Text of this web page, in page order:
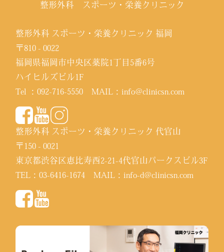
整形外科 スポーツ・栄養クリニック
整形外科 スポーツ・栄養クリニック 福岡
〒810 - 0022
福岡県福岡市中央区薬院1丁目5番6号
ハイヒルズビル1F
Tel ：092-716-5550 MAIL：info@clinicsn.com
整形外科 スポーツ・栄養クリニック 代官山
〒150 - 0021
東京都渋谷区恵比寿西2-21-4代官山パークスビル3F
TEL：03-6416-1674 MAIL：info-d@clinicsn.com